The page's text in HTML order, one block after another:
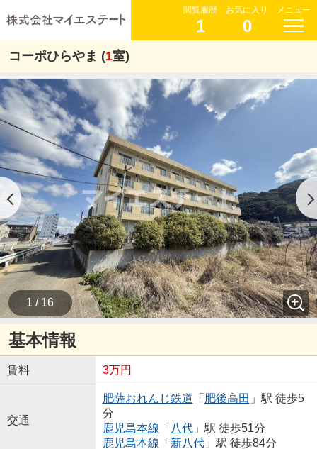
閲覧履歴
1
お気に入り
0
メニュー
コーポひらやま (1室)
1 / 16
基本情報
賃料 3万円
交通
肥薩おれんじ鉄道 「 肥後高田 」駅 徒歩5
分
鹿児島本線 「 八代」駅 徒歩51分
鹿児島本線 「 新八代」駅 徒歩84分